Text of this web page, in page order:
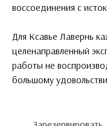
воссоединения с
Для Ксавье Лавернь
целенаправленный
работы не
большому